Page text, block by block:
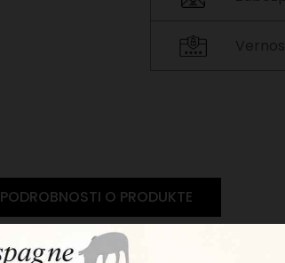
PODROBNOSTI O PRODUKTE